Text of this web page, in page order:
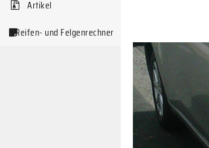
Artikel
Reifen- und Felgenrechner